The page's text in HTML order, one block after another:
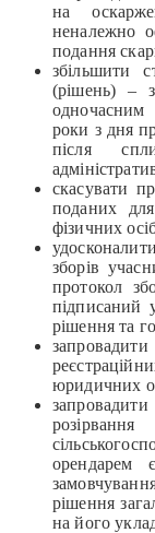
на
неналежно
подання
збільшити
(рішень) –
роки з дня
після
скасувати
поданих
фізичних
зборів
протокол
підписаний
рішення та
юридичних
орендарем
рішення
на його